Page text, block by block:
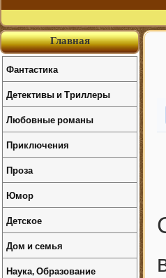
Главная
Фантастика
Детективы и Триллеры
Любовные романы
Приключения
Проза
Юмор
Детское
Дом и семья
Наука, Образование